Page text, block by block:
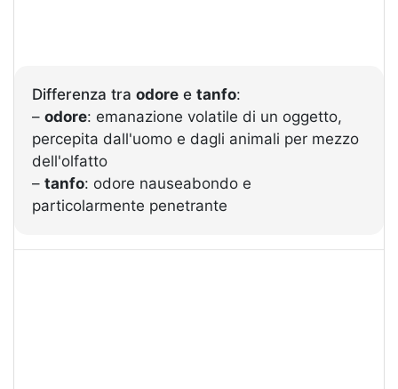
Differenza tra odore e tanfo:
– odore: emanazione volatile di un oggetto,
percepita dall'uomo e dagli animali per mezzo
dell'olfatto
– tanfo: odore nauseabondo e
particolarmente penetrante